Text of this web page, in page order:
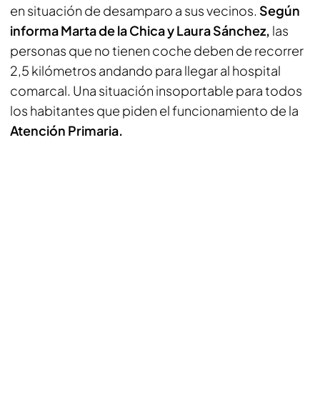
en situación de desamparo a sus vecinos. Según
informa Marta de la Chica y Laura Sánchez, las
personas que no tienen coche deben de recorrer
2,5 kilómetros andando para llegar al hospital
comarcal. Una situación insoportable para todos
los habitantes que piden el funcionamiento de la
Atención Primaria.